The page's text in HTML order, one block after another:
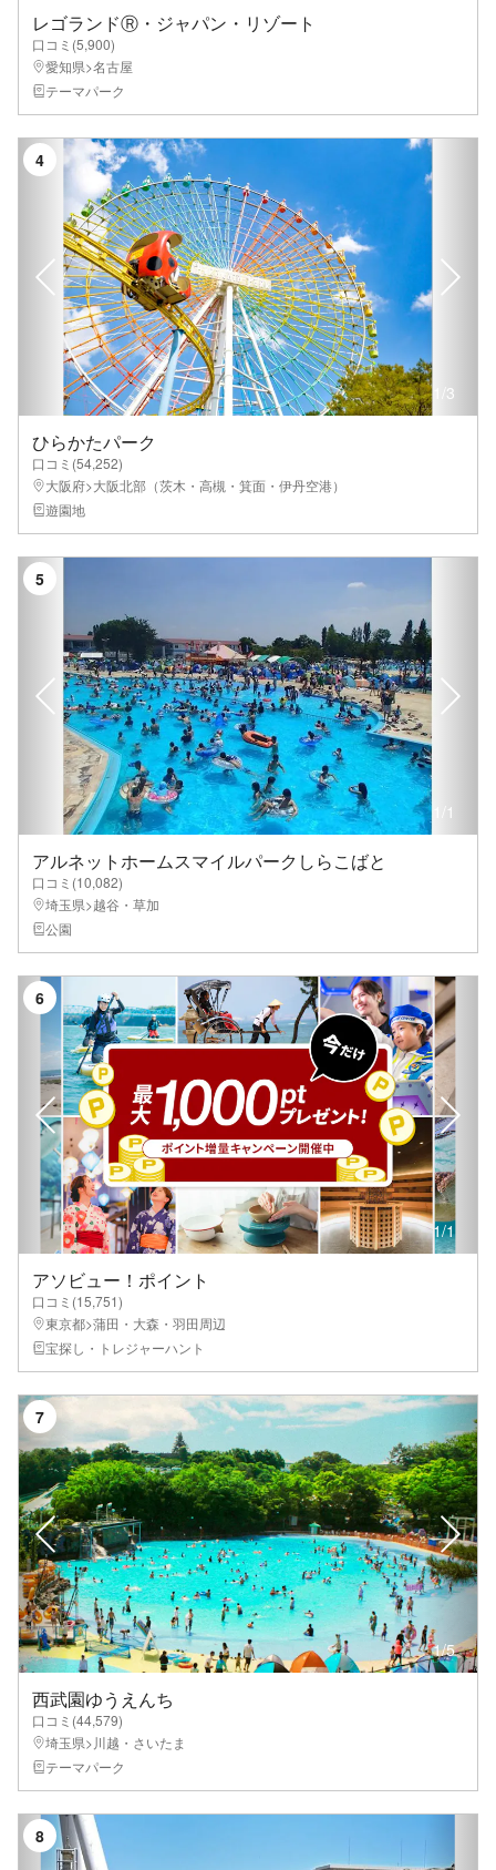
レゴランドⓇ・ジャパン・リゾート
口コミ(5,900)
愛知県>名古屋
テーマパーク
4
3
ひらかたパーク
口コミ(54,252)
大阪府>大阪北部（茨木・高槻・箕面・伊丹空港）
遊園地
1
アルネットホームスマイルパークしらこばと
口コミ(10,082)
埼玉県>越谷・草加
公園
1/1
アソビュー！ポイント
口コミ(15,751)
東京都>蒲田・大森・羽田周辺
宝探し・トレジャーハント
1/5
西武園ゆうえんち
口コミ(44,579)
埼玉県>川越・さいたま
テーマパーク
8